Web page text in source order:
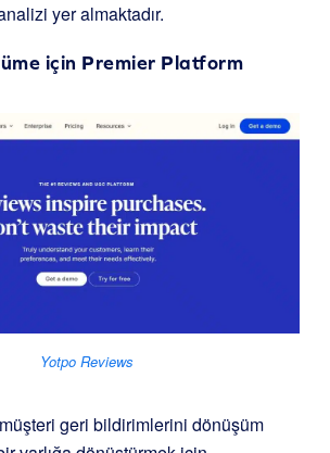
yer almaktadır.
için Premier Platform
Yotpo Reviews
geri bildirimlerini dönüşüm